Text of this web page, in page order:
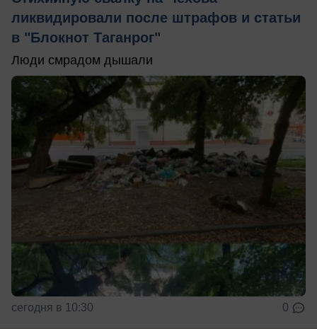
ликвидировали после штрафов и статьи
в "Блокнот Таганрог"
Люди смрадом дышали
сегодня в 10:30 0